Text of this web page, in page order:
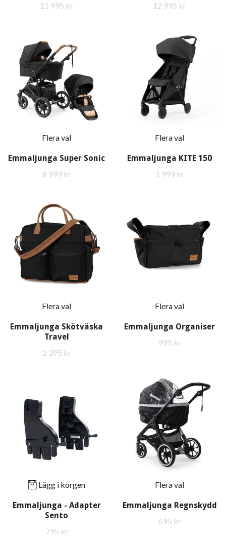
11 995 kr
12 995 kr
Flera val
Emmaljunga Super Sonic
8 999 kr
Flera val
Emmaljunga KITE 150
1 999 kr
Flera val
Emmaljunga Skötväska
Travel
1 395 kr
Flera val
Emmaljunga Organiser
995 kr
Lägg i korgen
Emmaljunga - Adapter
Sento
795 kr
Flera val
Emmaljunga Regnskydd
695 kr